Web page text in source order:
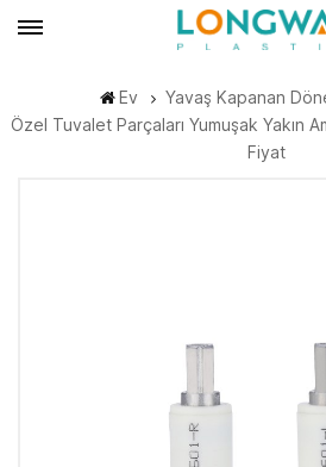
Ev
Yavaş Kapanan
Özel Tuvalet Parçaları Yumuşak Yakın
Fiyat